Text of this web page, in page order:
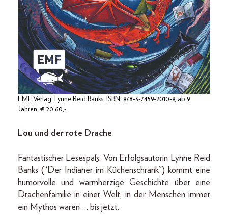
EMF Verlag, Lynne Reid Banks, ISBN: 978-3-7459-2010-9, ab 9
Jahren, € 20,60,-
Lou und der rote Drache
Fantastischer Lesespaß: Von Erfolgsautorin Lynne Reid
Banks (“Der Indianer im Küchenschrank”) kommt eine
humorvolle und warmherzige Geschichte über eine
Drachenfamilie in einer Welt, in der Menschen immer
ein Mythos waren … bis jetzt.